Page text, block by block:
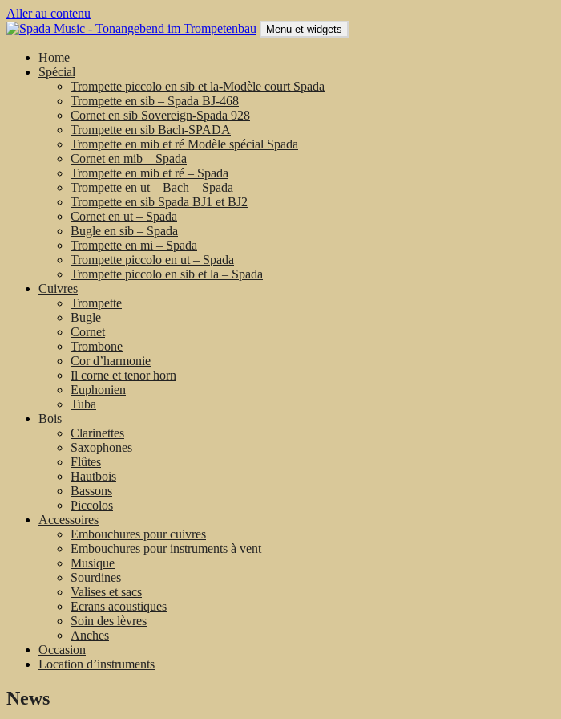
Aller au contenu
Menu et widgets
Home
Spécial
Trompette piccolo en sib et la-Modèle court Spada
Trompette en sib – Spada BJ-468
Cornet en sib Sovereign-Spada 928
Trompette en sib Bach-SPADA
Trompette en mib et ré Modèle spécial Spada
Cornet en mib – Spada
Trompette en mib et ré – Spada
Trompette en ut – Bach – Spada
Trompette en sib Spada BJ1 et BJ2
Cornet en ut – Spada
Bugle en sib – Spada
Trompette en mi – Spada
Trompette piccolo en ut – Spada
Trompette piccolo en sib et la – Spada
Cuivres
Trompette
Bugle
Cornet
Trombone
Cor d’harmonie
Il corne et tenor horn
Euphonien
Tuba
Bois
Clarinettes
Saxophones
Flûtes
Hautbois
Bassons
Piccolos
Accessoires
Embouchures pour cuivres
Embouchures pour instruments à vent
Musique
Sourdines
Valises et sacs
Ecrans acoustiques
Soin des lèvres
Anches
Occasion
Location d’instruments
News